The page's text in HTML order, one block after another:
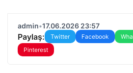
admin•17.06.2026 23:57
Paylaş: Twitter Facebook
Pinterest